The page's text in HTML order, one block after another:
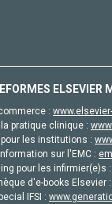
ELSEVIER
:
pratique clinique :
pour les institutions :
sur l'EMC :
pour les infirmier(e)s :
d'e-books Elsevier :
IFSI :